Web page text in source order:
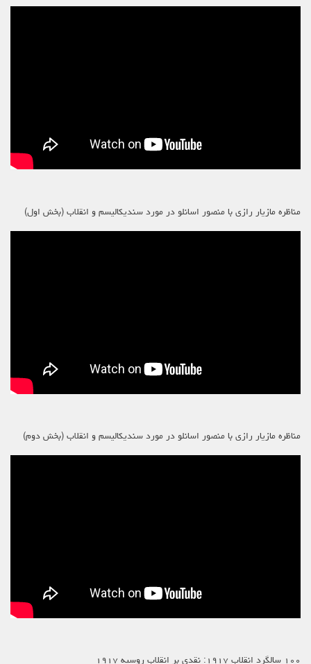
مناظره مازیار رازی با منصور اسانلو در مورد سندیکالیسم و انقلاب (بخش اول)
مناظره مازیار رازی با منصور اسانلو در مورد سندیکالیسم و انقلاب (بخش دوم)
۱۰۰ سالگرد انقلاب ۱۹۱۷: نقدی بر انقلاب روسیه ۱۹۱۷